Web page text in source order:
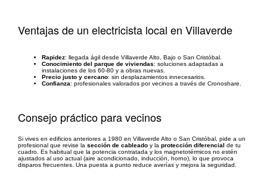
Ventajas de un electricista local en Villaverde
Rapidez: llegada ágil desde Villaverde Alto, Bajo o San Cristóbal.
Conocimiento del parque de viviendas: soluciones adaptadas a
instalaciones de los 60-80 y a obras nuevas.
Precio justo y cercano: sin desplazamientos innecesarios.
Confianza: profesionales valorados por vecinos a través de Cronoshare.
Consejo práctico para vecinos
Si vives en edificios anteriores a 1980 en Villaverde Alto o San Cristóbal, pide a un
profesional que revise la sección de cableado y la protección diferencial de tu
cuadro. Es habitual que la potencia contratada y los magnetotérmicos no estén
ajustados al uso actual (aire acondicionado, inducción, horno), lo que provoca
disparos frecuentes. Una puesta a punto reduce averías y mejora la seguridad.